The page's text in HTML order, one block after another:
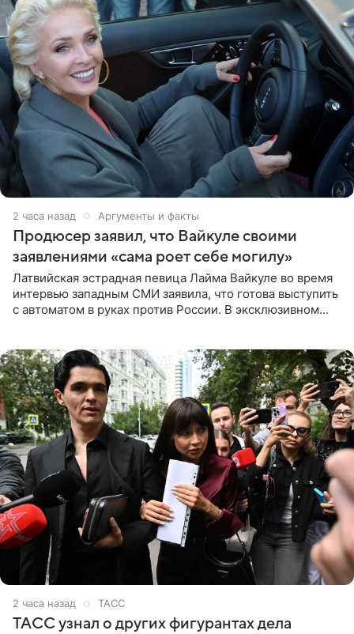
2 часа назад Аргументы и факты
Продюсер заявил, что Вайкуле своими
заявлениями «сама роет себе могилу»
Латвийская эстрадная певица Лайма Вайкуле во время
интервью западным СМИ заявила, что готова выступить
с автоматом в руках против России. В эксклюзивном
2 часа назад ТАСС
ТАСС узнал о других фигурантах дела